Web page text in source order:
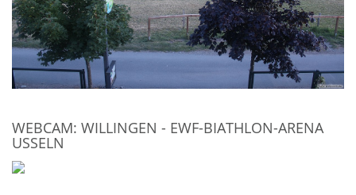
WEBCAM: WILLINGEN - EWF-BIATHLON-ARENA
USSELN